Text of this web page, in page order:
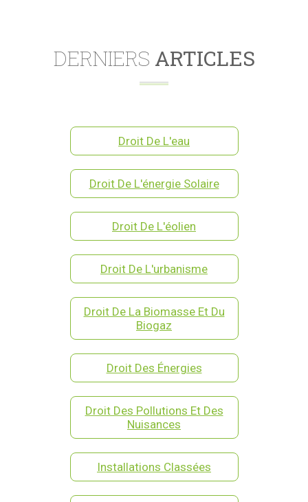
DERNIERS ARTICLES
Droit De L'eau
Droit De L'énergie Solaire
Droit De L'éolien
Droit De L'urbanisme
Droit De La Biomasse Et Du
Biogaz
Droit Des Énergies
Droit Des Pollutions Et Des
Nuisances
Installations Classées